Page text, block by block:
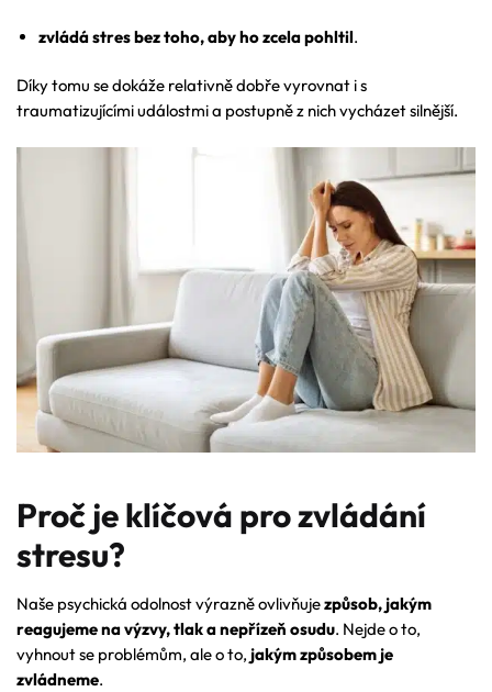
zvládá stres bez toho, aby ho zcela pohltil.
Díky tomu se dokáže relativně dobře vyrovnat i s
traumatizujícími událostmi a postupně z nich vycházet silnější.
Proč je klíčová pro zvládání
stresu?
Naše psychická odolnost výrazně ovlivňujezpůsob, jakým
reagujeme na výzvy, tlak a nepřízeň osudu. Nejde o to,
vyhnout se problémům, ale o to, jakým způsobem je
zvládneme.